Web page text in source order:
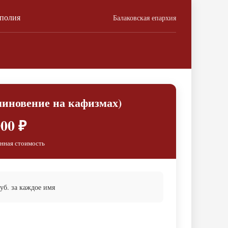
Балаковская епархия
на кафизмах)
₽
стоимость
за каждое имя